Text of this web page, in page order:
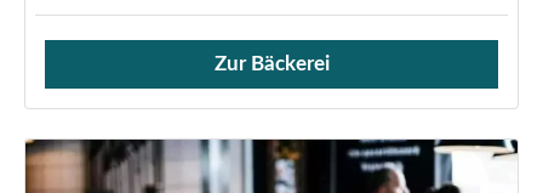
Verkauf von Brötchen,
Zur Bäckerei